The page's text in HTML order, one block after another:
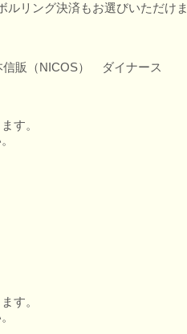
リング決済もお選びいただけま
販（NICOS） ダイナース
す。
す。